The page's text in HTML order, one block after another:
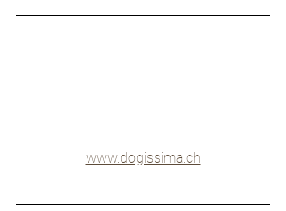
www.dogissima.ch